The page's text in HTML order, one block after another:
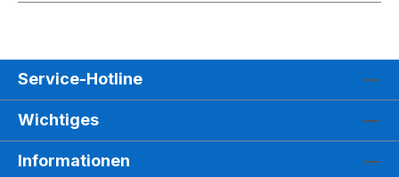
Service-Hotline
Wichtiges
Informationen